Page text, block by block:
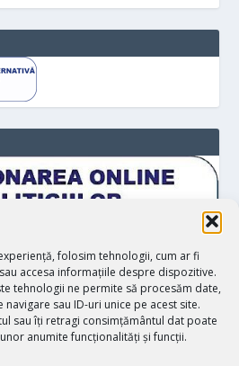
folosim tehnologii, cum ar fi
accesa informațiile despre dispozitive.
tehnologii ne permite să procesăm date,
sau ID-uri unice pe acest site.
sau îți retragi consimțământul dat poate
anumite funcționalități și funcții.